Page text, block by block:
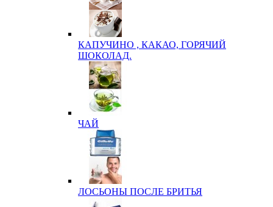
КАПУЧИНО , КАКАО, ГОРЯЧИЙ
ШОКОЛАД.
ЧАЙ
ЛОСЬОНЫ ПОСЛЕ БРИТЬЯ